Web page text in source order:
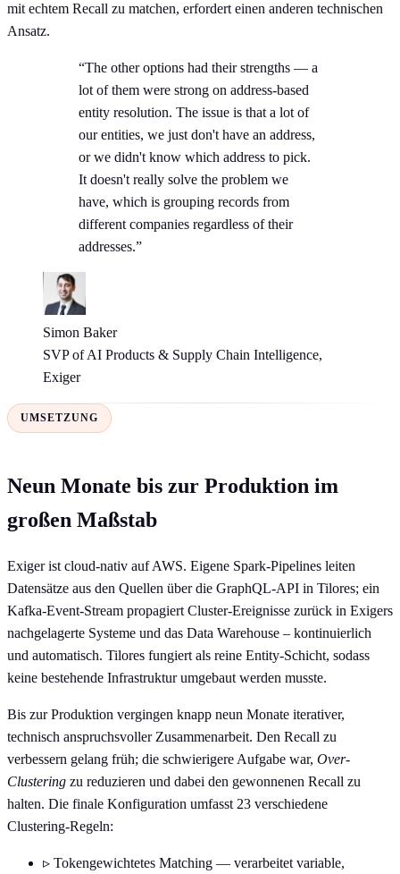
mit echtem Recall zu matchen, erfordert einen anderen technischen
Ansatz.
“The other options had their strengths — a
lot of them were strong on address-based
entity resolution. The issue is that a lot of
our entities, we just don't have an address,
or we didn't know which address to pick.
It doesn't really solve the problem we
have, which is grouping records from
different companies regardless of their
addresses.”
Simon Baker
SVP of AI Products & Supply Chain Intelligence,
Exiger
UMSETZUNG
Neun Monate bis zur Produktion im
großen Maßstab
Exiger ist cloud-nativ auf AWS. Eigene Spark-Pipelines leiten
Datensätze aus den Quellen über die GraphQL-API in Tilores; ein
Kafka-Event-Stream propagiert Cluster-Ereignisse zurück in Exigers
nachgelagerte Systeme und das Data Warehouse – kontinuierlich
und automatisch. Tilores fungiert als reine Entity-Schicht, sodass
keine bestehende Infrastruktur umgebaut werden musste.
Bis zur Produktion vergingen knapp neun Monate iterativer,
technisch anspruchsvoller Zusammenarbeit. Den Recall zu
verbessern gelang früh; die schwierigere Aufgabe war, Over-
Clustering zu reduzieren und dabei den gewonnenen Recall zu
halten. Die finale Konfiguration umfasst 23 verschiedene
Clustering-Regeln:
▹ Tokengewichtetes Matching — verarbeitet variable,